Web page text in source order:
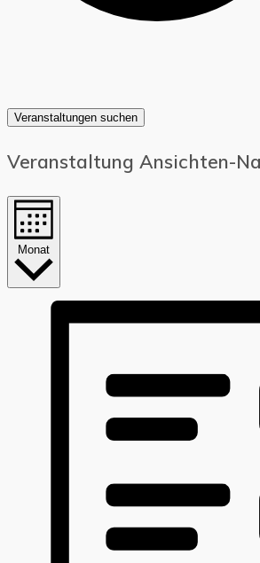
Veranstaltungen suchen
Veranstaltung Ansichten-
Monat